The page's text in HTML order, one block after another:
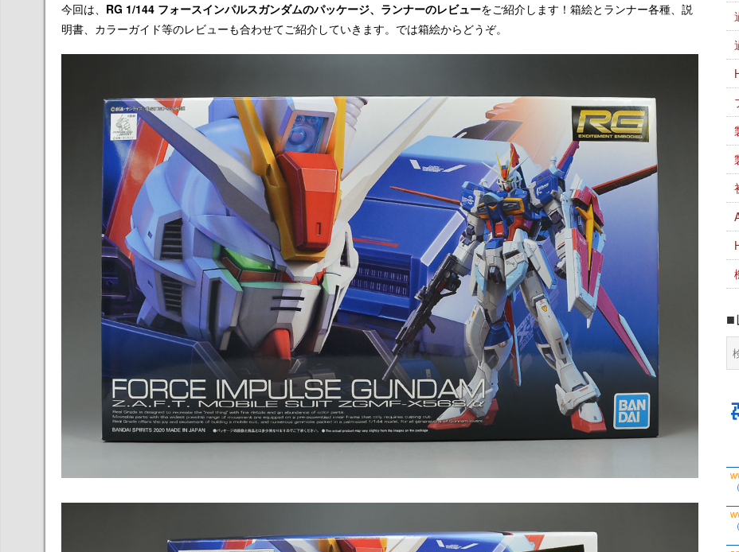
今回は、 RG 1/144 フォースインパルスガンダムのパッケージ、ランナーのレビューをご紹介します！箱絵とランナー各種、説
明書、カラーガイド等のレビューも合わせてご紹介していきます。では箱絵からどうぞ。
■